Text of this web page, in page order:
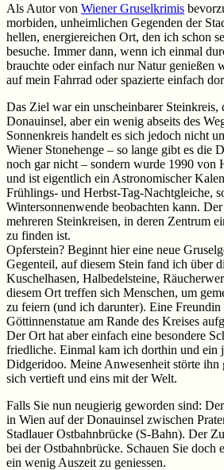
Als Autor von Wiener Gruselkrimis
morbiden, unheimlichen Gegenden der
hellen, energiereichen Ort, den ich schon
besuche. Immer dann, wenn ich einmal
brauchte oder einfach nur Natur genießen
auf mein Fahrrad oder spazierte einfach
Das Ziel war ein unscheinbarer Steinkreis,
Donauinsel, aber ein wenig abseits des
Sonnenkreis handelt es sich jedoch nicht
Wiener Stonehenge – so lange gibt es die
noch gar nicht – sondern wurde 1990 von
und ist eigentlich ein Astronomischer
Frühlings- und Herbst-Tag-Nachtgleiche,
Wintersonnenwende beobachten kann.
mehreren Steinkreisen, in deren Zentrum
zu finden ist.
Opferstein? Beginnt hier eine neue
Gegenteil, auf diesem Stein fand ich über
Kuschelhasen, Halbedelsteine,
diesem Ort treffen sich Menschen, um
zu feiern (und ich darunter). Eine Freundin
Göttinnenstatue am Rande des Kreises
Der Ort hat aber einfach eine besondere
friedliche. Einmal kam ich dorthin und ein
Didgeridoo. Meine Anwesenheit störte
sich vertieft und eins mit der Welt.
Falls Sie nun neugierig geworden sind:
in Wien auf der Donauinsel zwischen
Stadlauer Ostbahnbrücke (S-Bahn). Der
bei der Ostbahnbrücke. Schauen Sie doch
ein wenig Auszeit zu geniessen.